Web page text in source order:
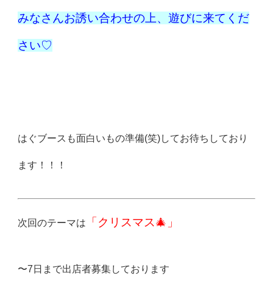
みなさんお誘い合わせの上、遊びに来てくだ
さい♡
はぐブースも面白いもの準備(笑)してお待ちしており
ます！！！
次回のテーマは 「クリスマス🎄」
〜7日まで出店者募集しております